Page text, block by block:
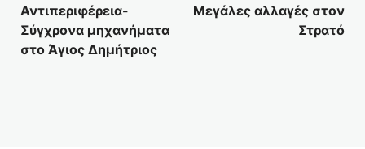
Αντιπεριφέρεια-
Σύγχρονα μηχανήματα
στο Άγιος Δημήτριος
Μεγάλες αλλαγές στον
Στρατό